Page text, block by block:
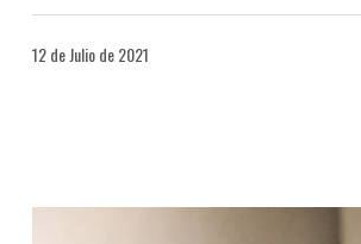
12 de Julio de 2021